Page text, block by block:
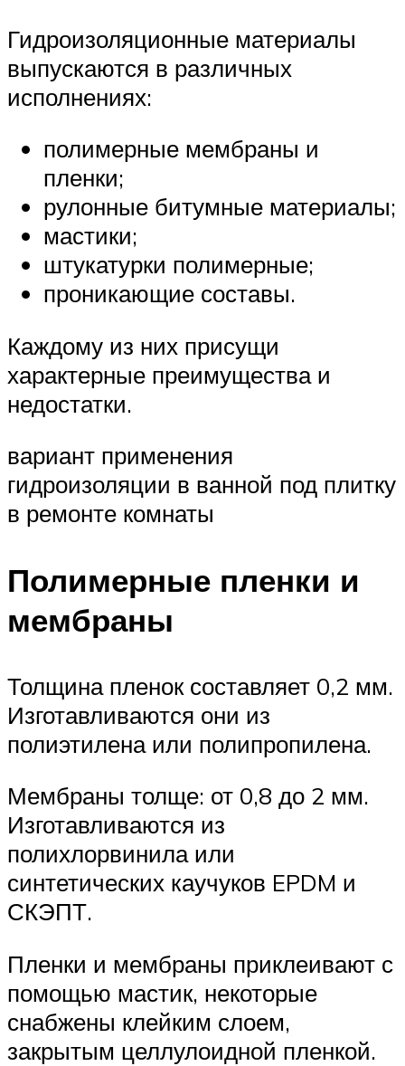
Гидроизоляционные материалы
выпускаются в различных
исполнениях:
полимерные мембраны и
пленки;
рулонные битумные материалы;
мастики;
штукатурки полимерные;
проникающие составы.
Каждому из них присущи
характерные преимущества и
недостатки.
вариант применения
гидроизоляции в ванной под плитку
в ремонте комнаты
Полимерные пленки и
мембраны
Толщина пленок составляет 0,2 мм.
Изготавливаются они из
полиэтилена или полипропилена.
Мембраны толще: от 0,8 до 2 мм.
Изготавливаются из
полихлорвинила или
синтетических каучуков EPDM и
СКЭПТ.
Пленки и мембраны приклеивают с
помощью мастик, некоторые
снабжены клейким слоем,
закрытым целлулоидной пленкой.